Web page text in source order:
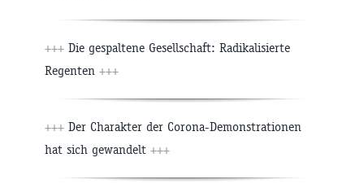
+++ Die gespaltene Gesellschaft: Radikalisierte
Regenten +++
+++ Der Charakter der Corona-Demonstrationen
hat sich gewandelt +++